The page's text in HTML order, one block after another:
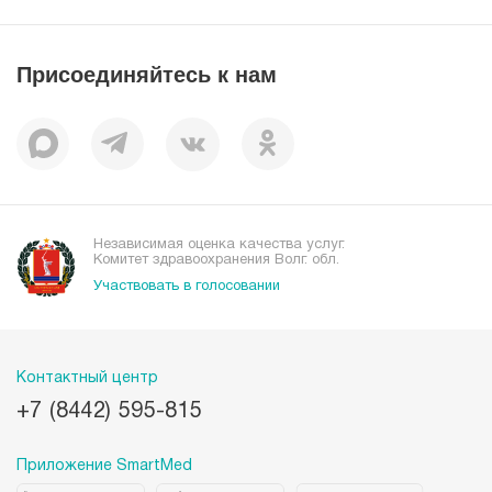
Пациентам
Присоединяйтесь к нам
Независимая оценка качества услуг.
Комитет здравоохранения Волг. обл.
Участвовать в голосовании
Контактный центр
+7 (8442) 595-815
Приложение SmartMed